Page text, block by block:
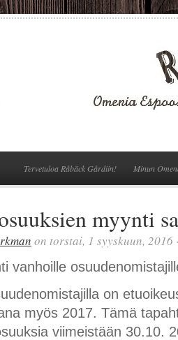
Tervetuloa Råbäck Gårdiin! Minun
myynti
on torstai, 1 syyskuun, 2016
vanhoille
on
myös 2017. Tämä
viimeistään 30.10.